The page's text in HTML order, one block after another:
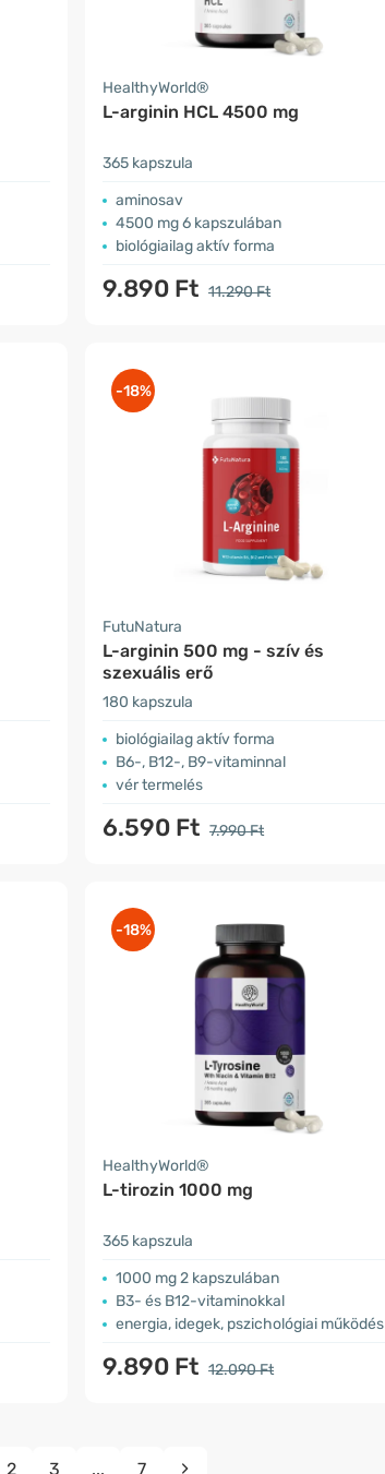
HealthyWorld®
L-arginin HCL 4500 mg
365 kapszula
aminosav
4500 mg 6 kapszulában
biológiailag aktív forma
9.890 Ft 11.290 Ft
-18%
FutuNatura
L-arginin 500 mg - szív és
szexuális erő
180 kapszula
biológiailag aktív forma
B6-, B12-, B9-vitaminnal
vér termelés
6.590 Ft 7.990 Ft
-18%
HealthyWorld®
L-tirozin 1000 mg
365 kapszula
1000 mg 2 kapszulában
B3- és B12-vitaminokkal
energia, idegek, pszichológiai működés
9.890 Ft 12.090 Ft
2 3 ... 7